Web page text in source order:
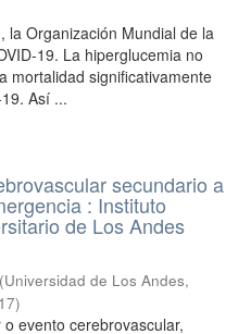
la Organización Mundial de la
19. La hiperglucemia no
mortalidad significativamente
Así ...
secundario a
: Instituto
de Los Andes
(Universidad de Los Andes,
)
evento cerebrovascular,